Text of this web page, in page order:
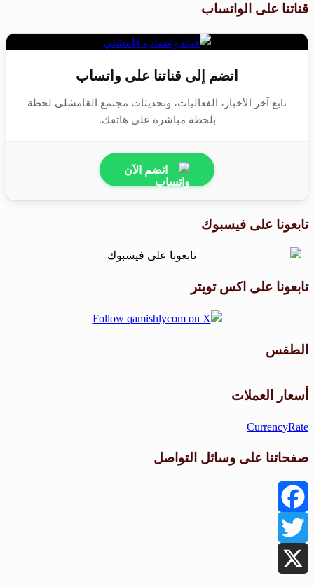
قناتنا على الواتساب
انضم إلى قناتنا على واتساب
تابع آخر الأخبار، الفعاليات، وتحديثات مجتمع القامشلي لحظة
بلحظة مباشرة على هاتفك.
انضم الآن
تابعونا على فيسبوك
تابعونا على اكس تويتر
الطقس
أسعار العملات
CurrencyRate
صفحاتنا على وسائل التواصل
Facebook
Twitter